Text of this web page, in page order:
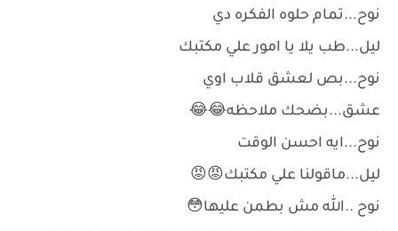
نوح...تمام حلوه الفكره دي
ليل...طب يلا يا امور علي مكتبك
نوح...بص لعشق قلاب اوي
عشق...بضحك ملاحظه😂😂
نوح...ايه احسن الوقت
ليل...ماقولنا علي مكتبك😡😡
نوح ..الله مش بطمن عليها😳